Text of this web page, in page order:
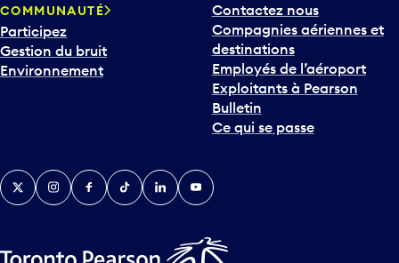
COMMUNAUTÉ
Participez
Gestion du bruit
Environnement
Contactez nous
Compagnies aériennes et
destinations
Employés de l’aéroport
Exploitants à Pearson
Bulletin
Ce qui se passe
TwitterInstagramFacebook
TikTokLinkedInYouTube